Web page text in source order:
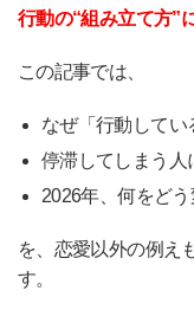
行動の“組み立て方”
この記事では、
なぜ「行動して
停滞してしまう人
2026年、何をど
を、恋愛以外の例え
す。